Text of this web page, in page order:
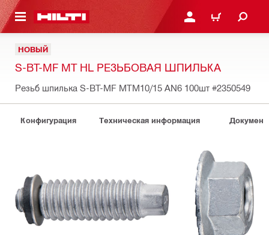
КОНТЕНТУ ВОЙДИТЕ В СВОЮ
КОРЗИНА
НОВЫЙ
S-BT-MF MT HL РЕЗЬБОВАЯ ШПИЛЬКА
Резьб шпилька S-BT-MF MTM10/15 AN6 100шт #2350549
Конфигурация Техническая информация